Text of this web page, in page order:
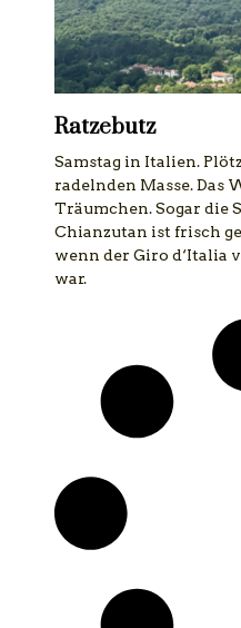
Ratzebutz
Samstag in Italien.
radelnden Masse. Das
Träumchen. Sogar die
Chianzutan ist frisch
wenn der Giro d‘Italia
war.